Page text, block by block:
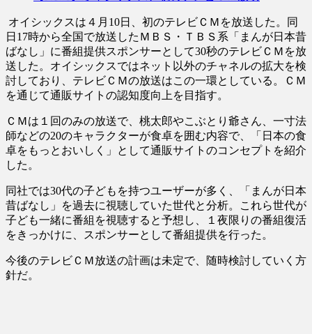
オイシックスは４月10日、初のテレビＣＭを放送した。同
日17時から全国で放送したＭＢＳ・ＴＢＳ系「まんが日本昔
ばなし」に番組提供スポンサーとして30秒のテレビＣＭを放
送した。オイシックスではネット以外のチャネルの拡大を検
討しており、テレビＣＭの放送はこの一環としている。ＣＭ
を通じて通販サイトの認知度向上を目指す。
ＣＭは１回のみの放送で、桃太郎やこぶとり爺さん、一寸法
師などの20のキャラクターが食卓を囲む内容で、「日本の食
卓をもっとおいしく」として通販サイトのコンセプトを紹介
した。
同社では30代の子どもを持つユーザーが多く、「まんが日本
昔ばなし」を過去に視聴していた世代と分析。これら世代が
子ども一緒に番組を視聴すると予想し、１夜限りの番組復活
をきっかけに、スポンサーとして番組提供を行った。
今後のテレビＣＭ放送の計画は未定で、随時検討していく方
針だ。